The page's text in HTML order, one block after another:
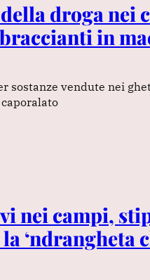
droga nei
in
sostanze vendute nei
nei campi,
‘ndrangheta